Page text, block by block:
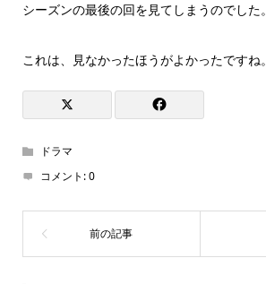
シーズンの最後の回を見てしまうのでした。
これは、見なかったほうがよかったですね。
ドラマ
コメント:0